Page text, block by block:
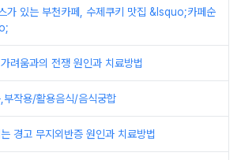
가 있는 부천카페, 수제쿠키 맛집 &lsquo;카페순
려움과의 전쟁 원인과 치료방법
부작용/활용음식/음식궁합
경고 무지외반증 원인과 치료방법